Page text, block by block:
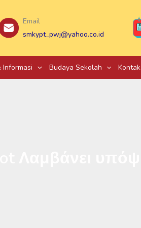
Email
smkypt_pwj@yahoo.co.id
Informasi Budaya Sekolah Kontak